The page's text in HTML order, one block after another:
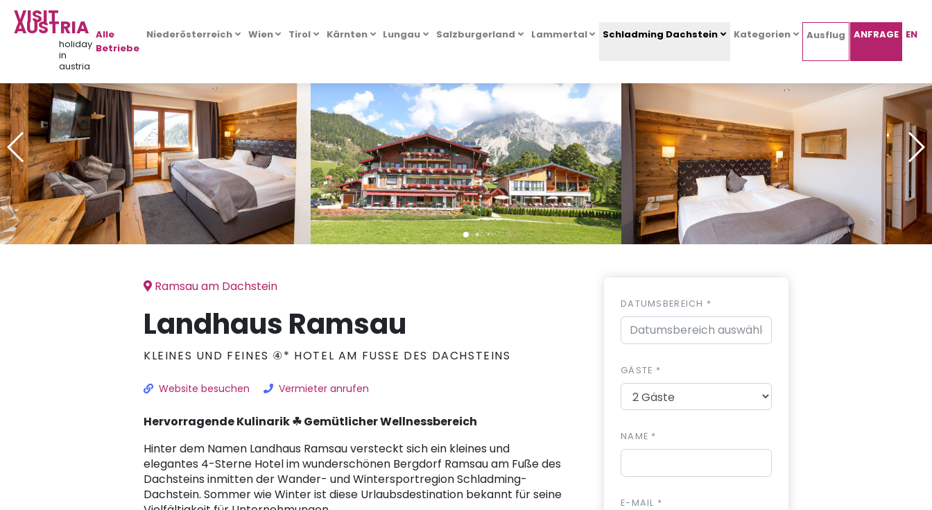
VISIT
AUSTRIA
holiday
in
austria
Alle
Betriebe
Niederösterreich Wien Tirol Kärnten Lungau Salzburgerland Lammertal Schladming Dachstein Kategorien Ausflug ANFRAGE EN
Ramsau am Dachstein
Landhaus Ramsau
KLEINES UND FEINES ④* HOTEL AM FUSSE DES DACHSTEINS
Website besuchen Vermieter anrufen
Hervorragende Kulinarik ☘ Gemütlicher Wellnessbereich
Hinter dem Namen Landhaus Ramsau versteckt sich ein kleines und
elegantes 4-Sterne Hotel im wunderschönen Bergdorf Ramsau am Fuße des
Dachsteins inmitten der Wander- und Wintersportregion Schladming-
Dachstein. Sommer wie Winter ist diese Urlaubsdestination bekannt für seine
DATUMSBEREICH *
GÄSTE *
NAME *
E-MAIL *